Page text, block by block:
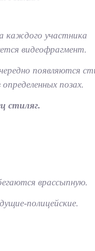
каждого участника
видеофрагмент.
появляются
позах.
стиляг.
врассыпную.
полицейские.